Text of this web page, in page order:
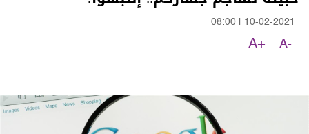
10-02-2021
08:00
A-
A+